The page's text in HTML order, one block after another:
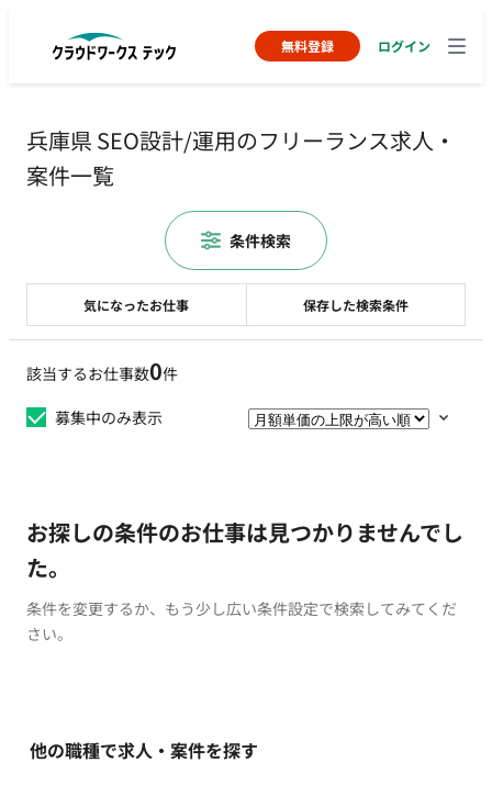
無料登録 ログイン
兵庫県 SEO設計/運用のフリーランス求人・
案件一覧
該当するお仕事数0件
募集中のみ表示
お探しの条件のお仕事は見つかりませんでし
た。
条件を変更するか、もう少し広い条件設定で検索してみてくだ
さい。
他の職種で求人・案件を探す
気になったお仕事 保存した検索条件
条件検索